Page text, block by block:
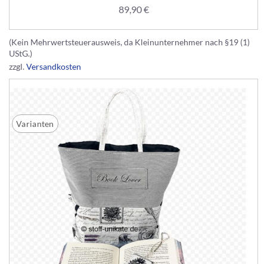
89,90€
(Kein Mehrwertsteuerausweis, da Kleinunternehmer nach §19 (1)
UStG.)
zzgl.Versandkosten
Varianten